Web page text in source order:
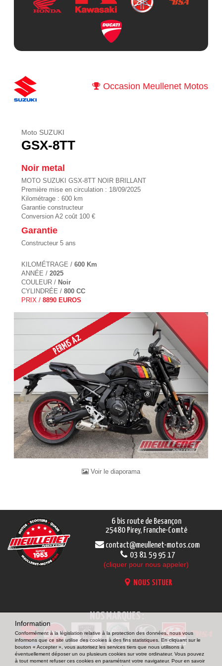
Occasion Meullenet Motos
Moto SUZUKI
GSX-8TT
Noir metal
MOTO SUZUKI GSX-8TT NOIR BRILLANT
Première mise en circulation : 18/09/2025
Kilométrage : 600 km
Garantie constructeur
Conversion A2 coût 100 €
Garantie
Constructeur 5 ans
KILOMÉTRAGE / 600 Km
ANNÉE / 2025
COULEUR / Noir
CYLINDRÉE / 800 CC
PRIX / 8890 EUROS
Voir le diaporama
6 bis route de Besançon
25480 Pirey, Franche-Comté
contact@meullenet-motos.com
03 81 59 95 17
(cliquer pour nous appeler)
NOUS SITUER
NOS MARQUES :
Information
Conformément à la législation relative à la protection des données, nous vous
informons que ce site utilise des cookies à des fins statistiques. En cliquant sur le
bouton « Accepter », vous autorisez les services tiers que nous utilisons à
éventuellement déposer un ou plusieurs cookies sur votre ordinateur. Vous pouvez
à tout moment refuser ces cookies en paramétrant votre navigateur. Pour en savoir